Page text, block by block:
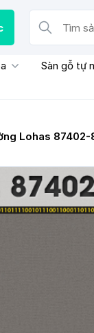
Tìm sản
Sàn gỗ tự
Lohas 87402-